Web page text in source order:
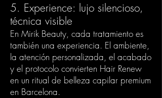
5. Experience: lujo silencioso,
técnica visible
En Mirik Beauty, cada tratamiento es
también una experiencia. El ambiente,
la atención personalizada, el acabado
y el protocolo convierten Hair Renew
en un ritual de belleza capilar premium
en Barcelona.